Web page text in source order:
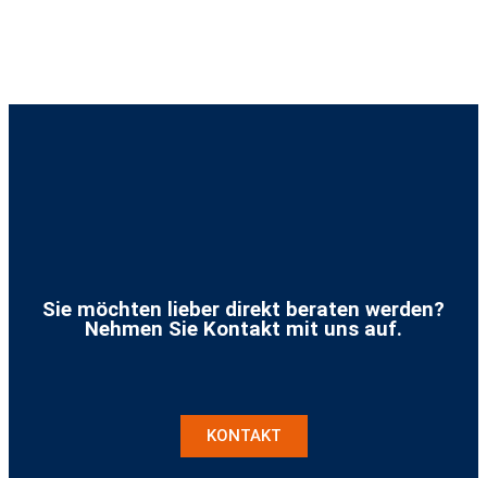
Sie möchten lieber direkt beraten werden?
Nehmen Sie Kontakt mit uns auf.
KONTAKT